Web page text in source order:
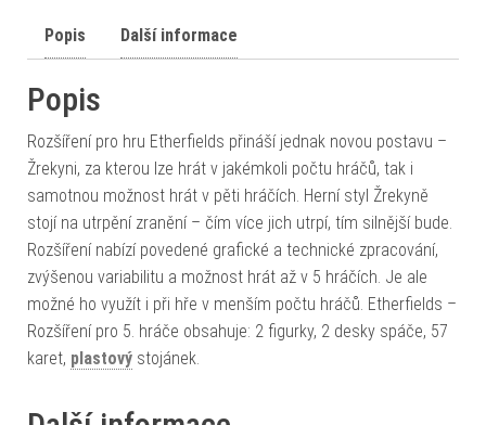
Popis Další informace
Popis
Rozšíření pro hru Etherfields přináší jednak novou postavu –
Žrekyni, za kterou lze hrát v jakémkoli počtu hráčů, tak i
samotnou možnost hrát v pěti hráčích. Herní styl Žrekyně
stojí na utrpění zranění – čím více jich utrpí, tím silnější bude.
Rozšíření nabízí povedené grafické a technické zpracování,
zvýšenou variabilitu a možnost hrát až v 5 hráčích. Je ale
možné ho využít i při hře v menším počtu hráčů. Etherfields –
Rozšíření pro 5. hráče obsahuje: 2 figurky, 2 desky spáče, 57
karet, plastový stojánek.